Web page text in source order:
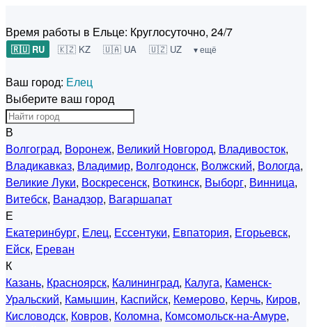
Время работы в Ельце: Круглосуточно, 24/7
🇷🇺 RU 🇰🇿 KZ 🇺🇦 UA 🇺🇿 UZ ▾ ещё
Ваш город: Елец
Выберите ваш город
В
Волгоград, Воронеж, Великий Новгород, Владивосток,
Владикавказ, Владимир, Волгодонск, Волжский, Вологда,
Великие Луки, Воскресенск, Воткинск, Выборг, Винница,
Витебск, Ванадзор, Вагаршапат
Е
Екатеринбург, Елец, Ессентуки, Евпатория, Егорьевск,
Ейск, Ереван
К
Казань, Красноярск, Калининград, Калуга, Каменск-
Уральский, Камышин, Каспийск, Кемерово, Керчь, Киров,
Кисловодск, Ковров, Коломна, Комсомольск-на-Амуре,